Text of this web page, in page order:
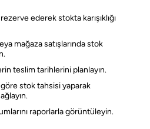
ederek stokta karışıklığı
mağaza satışlarında stok
teslim tarihlerini planlayın.
stok tahsisi yaparak
raporlarla görüntüleyin.